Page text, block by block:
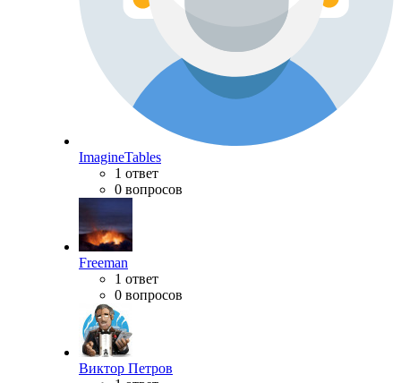
ImagineTables
1 ответ
0 вопросов
Freeman
1 ответ
0 вопросов
Виктор Петров